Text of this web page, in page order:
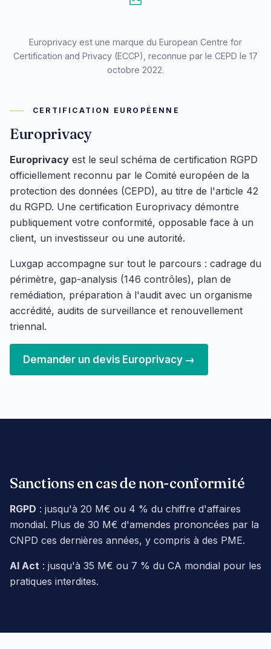
CERTIFICATION EUROPÉENNE
Europrivacy
Europrivacy est le seul schéma de certification RGPD
officiellement reconnu par le Comité européen de la
protection des données (CEPD), au titre de l'article 42
du RGPD. Une certification Europrivacy démontre
publiquement votre conformité, opposable face à un
client, un investisseur ou une autorité.
Luxgap accompagne sur tout le parcours : cadrage du
périmètre, gap-analysis (146 contrôles), plan de
remédiation, préparation à l'audit avec un organisme
accrédité, audits de surveillance et renouvellement
triennal.
Demander un devis Europrivacy →
Europrivacy est une marque du European Centre for
Certification and Privacy (ECCP), reconnue par le CEPD le 17
octobre 2022.
Sanctions en cas de non-conformité
RGPD : jusqu'à 20 M€ ou 4 % du chiffre d'affaires
mondial. Plus de 30 M€ d'amendes prononcées par la
CNPD ces dernières années, y compris à des PME.
AI Act : jusqu'à 35 M€ ou 7 % du CA mondial pour les
pratiques interdites.